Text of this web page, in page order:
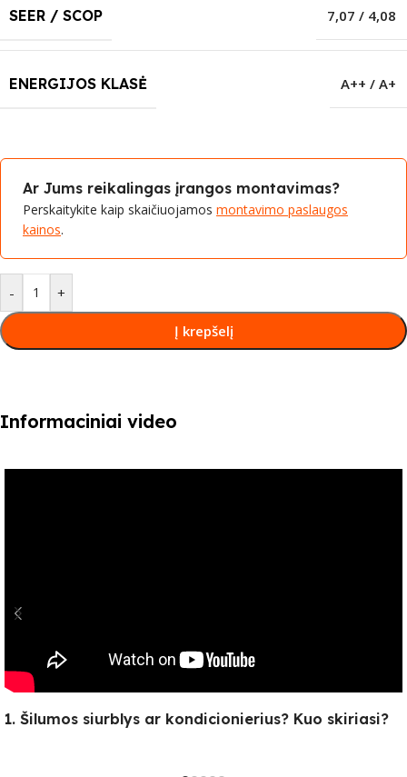
SEER / SCOP 7,07 / 4,08
ENERGIJOS KLASĖ A++ / A+
Ar Jums reikalingas įrangos montavimas?
Perskaitykite kaip skaičiuojamos montavimo paslaugos
kainos.
- +
Į krepšelį
Informaciniai video
1. Šilumos siurblys ar kondicionierius? Kuo skiriasi?